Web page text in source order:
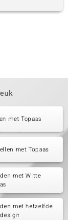
met Topaas
met Topaas
met Witte
met hetzelfde